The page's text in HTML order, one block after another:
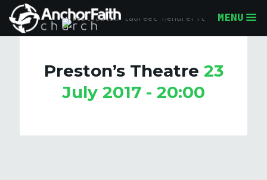
MENU
Preston’s Theatre 23
July 2017 - 20:00